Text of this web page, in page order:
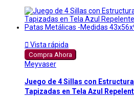
 Vista rápida
Compra Ahora
Meyvaser
Juego de 4 Sillas con
Tapizadas en Tela Azul